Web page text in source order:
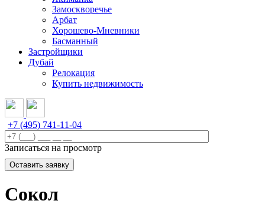
Замоскворечье
Арбат
Хорошево-Мневники
Басманный
Застройщики
Дубай
Релокация
Купить недвижимость
+7 (495) 741-11-04
Записаться на просмотр
Сокол